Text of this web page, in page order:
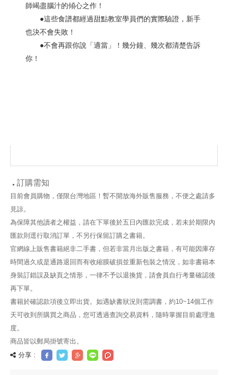
師竭盡腦汁的傾心之作！
●這些食譜都經過甜點教室學員們的實際驗證，新手
也決不會失敗！
●不會再跟你說「適當」！幾分鐘、幾次都清楚告訴
你！
訂購需知
目前會員購物，僅限台灣地區！暫不開放海外販售服務，不便之處請多
見諒。
為保障其他讀者之權益，請在下單後於五日內匯款完成，若未於期限內
匯款則逕行取消訂單，不另行保留訂購之書籍。
官網線上販售書籍絕非二手書，但若非當月出版之書籍，有可能因庫存
時間過久或是通路退回而有收縮膜破損並重新包裝之情況，如非書籍本
身裝訂錯誤及缺頁之情形，一律不予以退換貨，請會員自行考量確認後
再下單。
書籍於確認款項後立即出貨。如遇缺書狀況則需調書，約10~14個工作
天可收到所購買之商品，您可透過查詢交易資料，隨時掌握目前處理進
度。
商品皆以郵局掛號寄出。
分享 :